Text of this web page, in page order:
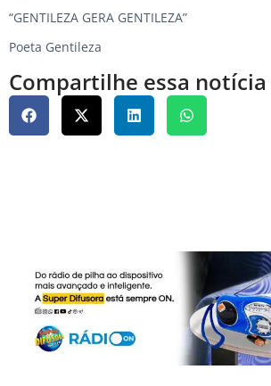
“GENTILEZA GERA GENTILEZA”
Poeta Gentileza
Compartilhe essa notícia